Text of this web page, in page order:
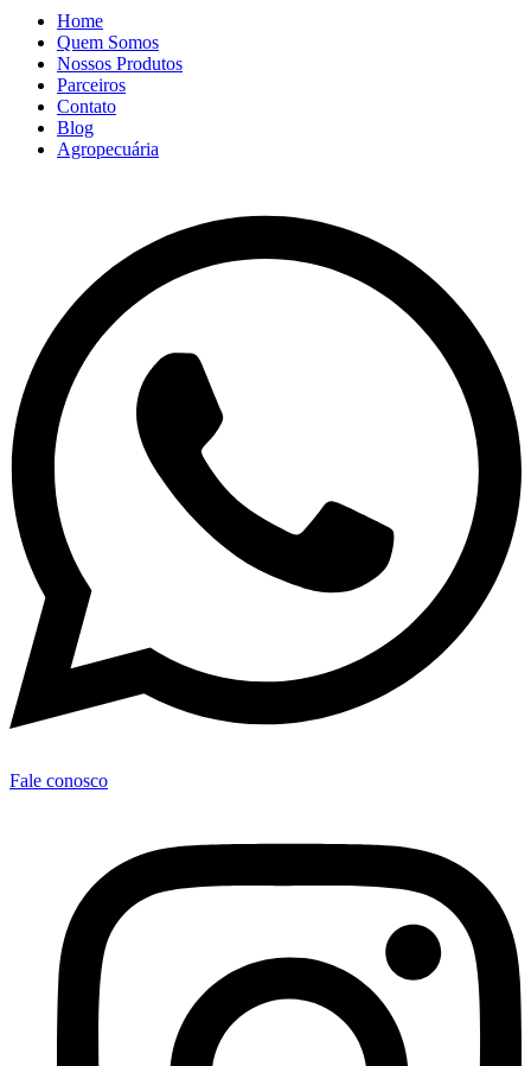
Home
Quem Somos
Nossos Produtos
Parceiros
Contato
Blog
Agropecuária
Fale conosco